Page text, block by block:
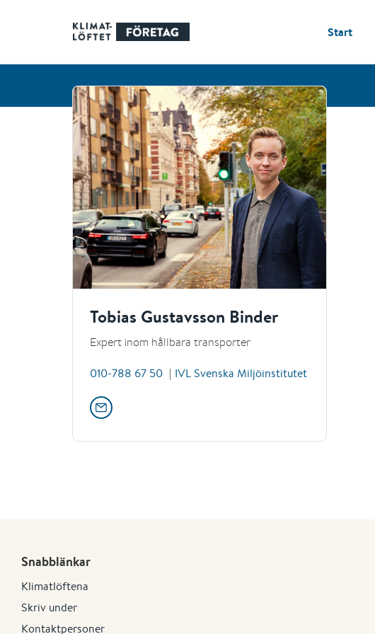
Start
Tobias Gustavsson Binder
Expert inom hållbara transporter
010-788 67 50 IVL Svenska Miljöinstitutet
Snabblänkar
Klimatlöftena
Skriv under
Kontaktpersoner